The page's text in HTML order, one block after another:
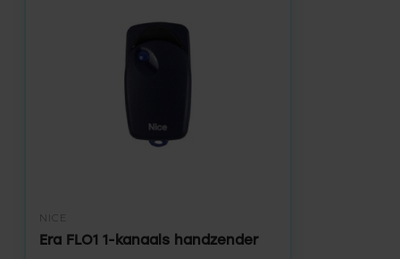
NICE
Era FLO1 1-kanaals handzender